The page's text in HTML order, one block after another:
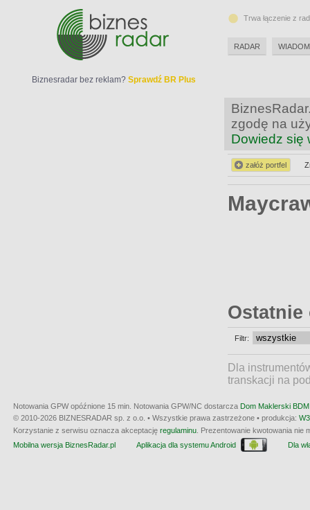
zgodę na
Dowiedz się
załóż portfel
Ostatnie
Filtr:
Dla
transkacji na
Biznesradar bez reklam? Sprawdź BR Plus
Trwa łączenie z
RADAR
Notowania GPW opóźnione 15 min. Notowania GPW/NC dostarcza Dom Maklerski
© 2010-2026 BIZNESRADAR sp. z o.o. • Wszystkie prawa zastrzeżone • produkcja:
Korzystanie z serwisu oznacza akceptację regulaminu . Prezentowanie kwotowania
Mobilna wersja BiznesRadar.pl
Aplikacja dla systemu Android Dla